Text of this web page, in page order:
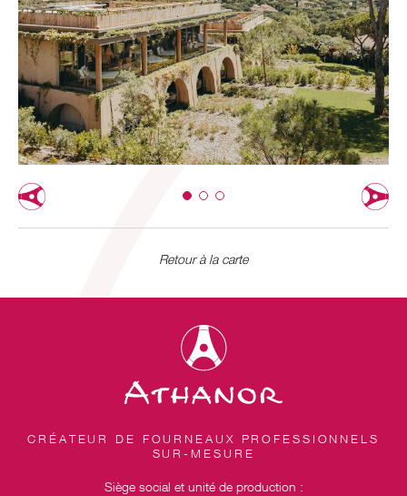
Retour à la carte
CRÉATEUR DE FOURNEAUX PROFESSIONNELS
SUR-MESURE
Siège social et unité de production :